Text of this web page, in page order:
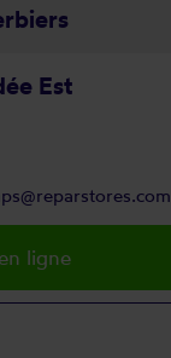
Est
ligne